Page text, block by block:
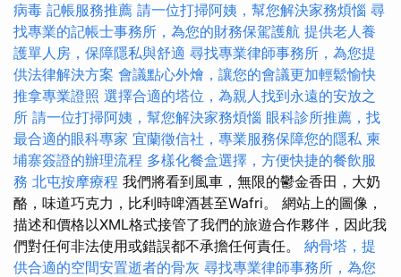
病毒 記帳服務推薦 請一位打掃阿姨，幫您解決家務煩惱 尋
找專業的記帳士事務所，為您的財務保駕護航 提供老人養
護單人房，保障隱私與舒適 尋找專業律師事務所，為您提
供法律解決方案 會議點心外燴，讓您的會議更加輕鬆愉快
推拿專業證照 選擇合適的塔位，為親人找到永遠的安放之
所 請一位打掃阿姨，幫您解決家務煩惱 眼科診所推薦，找
最合適的眼科專家 宜蘭徵信社，專業服務保障您的隱私 柬
埔寨簽證的辦理流程 多樣化餐盒選擇，方便快捷的餐飲服
務 北屯按摩療程 我們將看到風車，無限的鬱金香田，大奶
酪，味道巧克力，比利時啤酒甚至Wafri。 網站上的圖像，
描述和價格以XML格式接管了我們的旅遊合作夥伴，因此我
們對任何非法使用或錯誤都不承擔任何責任。 納骨塔，提
供合適的空間安置逝者的骨灰 尋找專業律師事務所，為您